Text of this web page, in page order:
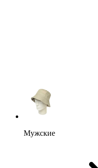
Мужские